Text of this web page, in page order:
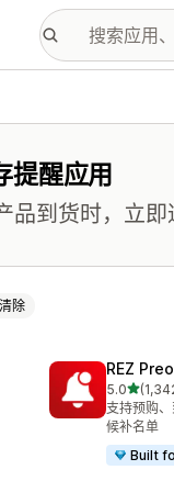
提醒应用
到货时，立即
清除
REZ
5.0星（满
总共 1342
支持预购
候补名单
Built